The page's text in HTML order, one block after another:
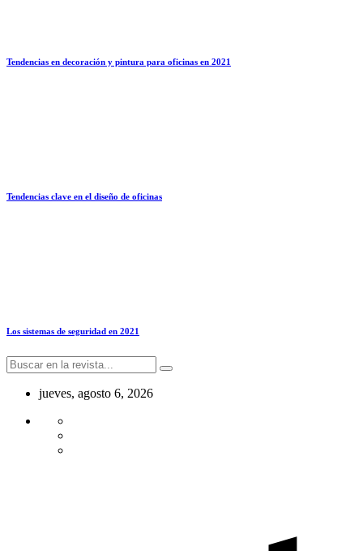
Tendencias en decoración y pintura para oficinas en 2021
Tendencias clave en el diseño de oficinas
Los sistemas de seguridad en 2021
jueves, agosto 6, 2026